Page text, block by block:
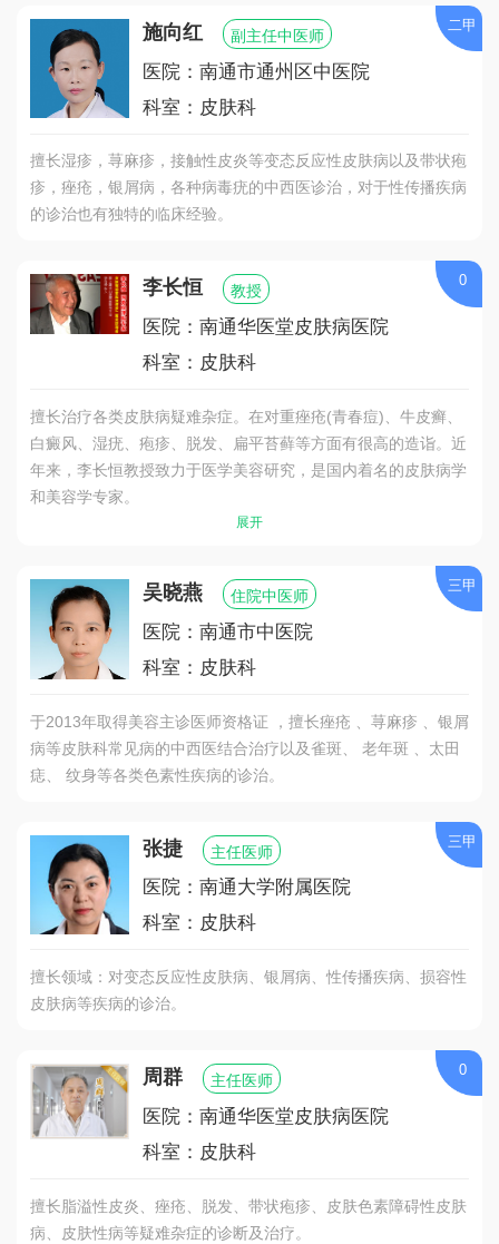
施向红 副主任中医师
医院：南通市通州区中医院
科室：皮肤科
擅长湿疹，荨麻疹，接触性皮炎等变态反应性皮肤病以及带状疱
疹，痤疮，银屑病，各种病毒疣的中西医诊治，对于性传播疾病
的诊治也有独特的临床经验。
二甲
李长恒 教授
医院：南通华医堂皮肤病医院
科室：皮肤科
擅长治疗各类皮肤病疑难杂症。在对重痤疮(青春痘)、牛皮癣、
白癜风、湿疣、疱疹、脱发、扁平苔藓等方面有很高的造诣。近
年来，李长恒教授致力于医学美容研究，是国内着名的皮肤病学
和美容学专家。
展开
0
吴晓燕 住院中医师
医院：南通市中医院
科室：皮肤科
于2013年取得美容主诊医师资格证 ，擅长痤疮 、荨麻疹 、银屑
病等皮肤科常见病的中西医结合治疗以及雀斑、 老年斑 、太田
痣、 纹身等各类色素性疾病的诊治。
三甲
张捷 主任医师
医院：南通大学附属医院
科室：皮肤科
擅长领域：对变态反应性皮肤病、银屑病、性传播疾病、损容性
皮肤病等疾病的诊治。
三甲
周群 主任医师
医院：南通华医堂皮肤病医院
科室：皮肤科
擅长脂溢性皮炎、痤疮、脱发、带状疱疹、皮肤色素障碍性皮肤
病、皮肤性病等疑难杂症的诊断及治疗。
0